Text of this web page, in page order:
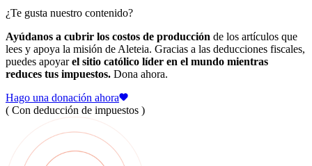
¿Te gusta nuestro contenido?
Ayúdanos a cubrir los costos de producción de los artículos que
lees y apoya la misión de Aleteia. Gracias a las deducciones fiscales,
puedes apoyarel sitio católico líder en el mundo mientras
reduces tus impuestos. Dona ahora.
Hago una donación ahora
( Con deducción de impuestos )